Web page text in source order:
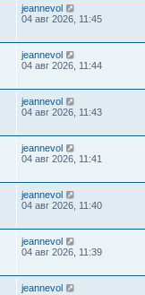
jeannevol
04 авг 2026, 11:45
jeannevol
04 авг 2026, 11:44
jeannevol
04 авг 2026, 11:43
jeannevol
04 авг 2026, 11:41
jeannevol
04 авг 2026, 11:40
jeannevol
04 авг 2026, 11:39
jeannevol